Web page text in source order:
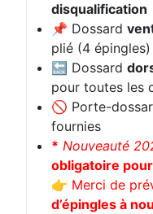
disqualification
📌 Dossard
plié (4 épingles)
🔙 Dossard
pour toutes les
🚫 Porte-
fournies
* Nouveauté
obligatoire
👉 Merci de
d’épingles à